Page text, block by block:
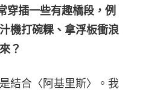
穿插一些有趣橋段，例
機打碗粿、拿浮板衝浪
？
結合〈阿基里斯〉。我